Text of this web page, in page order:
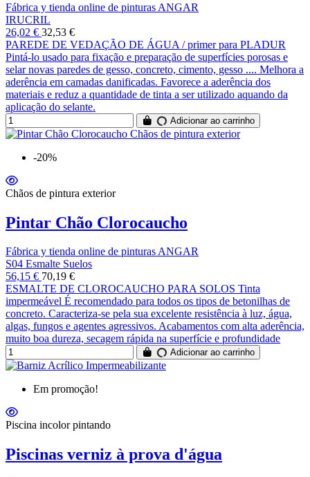
Fábrica y tienda online de pinturas ANGAR
IRUCRIL
26,02 € 32,53 €
PAREDE DE VEDAÇÃO DE ÁGUA / primer para PLADUR
Pintá-lo usado para fixação e preparação de superfícies porosas e
selar novas paredes de gesso, concreto, cimento, gesso .... Melhora a
aderência em camadas danificadas. Favorece a aderência dos
materiais e reduz a quantidade de tinta a ser utilizado aquando da
aplicação do selante.
Adicionar ao carrinho
-20%
Chãos de pintura exterior
Pintar Chão Clorocaucho
Fábrica y tienda online de pinturas ANGAR
S04 Esmalte Suelos
56,15 € 70,19 €
ESMALTE DE CLOROCAUCHO PARA SOLOS Tinta
impermeável É recomendado para todos os tipos de betonilhas de
concreto. Caracteriza-se pela sua excelente resistência à luz, água,
algas, fungos e agentes agressivos. Acabamentos com alta aderência,
muito boa dureza, secagem rápida na superfície e profundidade
Adicionar ao carrinho
Em promoção!
Piscina incolor pintando
Piscinas verniz à prova d'água